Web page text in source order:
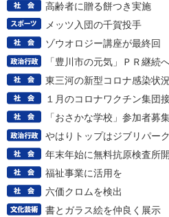
高齢者に贈る餅つき実施
メッツ入団の千賀投手
ゾウオロジー講座が最終回
「豊川市の元気」ＰＲ継続
東三河の新型コロナ感染状況
１月のコロナワクチン集団
「おさかな学校」参加者募
やはりトップはジブリパー
年末年始に無料抗原検査所
福祉事業に活用を
六価クロムを検出
書とガラス絵を仲良く展示